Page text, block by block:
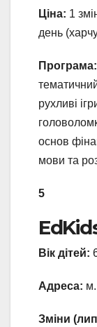
Ціна: 1
день
Програма:
рухливі
основ
мови та
5
Вік дітей:
Адреса:
Зміни